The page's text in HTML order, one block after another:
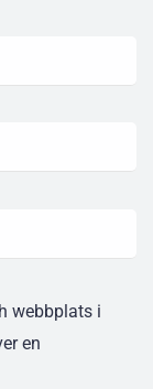
webbplats i
en